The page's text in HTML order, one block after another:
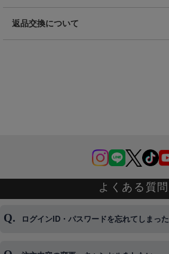
返品交換について
よくある質問
ログインID・パスワードを忘れてしまった